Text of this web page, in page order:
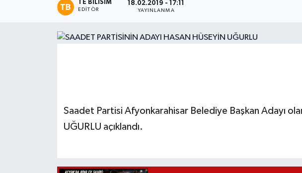
TE BILISIM
EDITÖR
18.02.2019 - 17:11
YAYINLANMA
Saadet Partisi Afyonkarahisar Belediye Başkan Adayı
UĞURLU açıklandı.
Magazin